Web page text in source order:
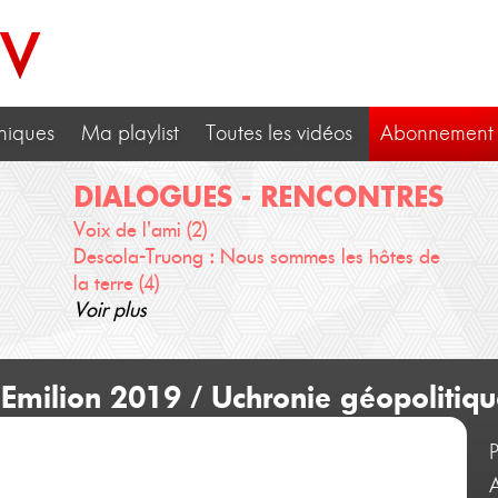
Ma playlist Toutes les vidéos Abonnement
DIALOGUES - RENCONTRES
Voix de l'ami (2)
Descola-Truong : Nous sommes les hôtes de
la terre (4)
Voir plus
2019 / Uchronie